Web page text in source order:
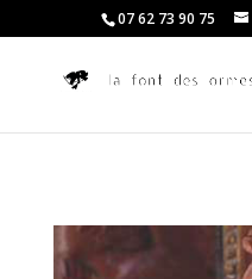
07 62 73 90 75